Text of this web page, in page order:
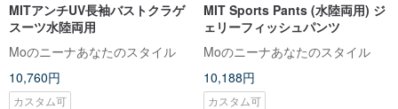
MITアンチUV長袖バストクラゲ
スーツ水陸両用
Moのニーナあなたのスタイル
10,760円
カスタム可
MIT Sports Pants (水陸両用) ジ
ェリーフィッシュパンツ
Moのニーナあなたのスタイル
10,188円
カスタム可